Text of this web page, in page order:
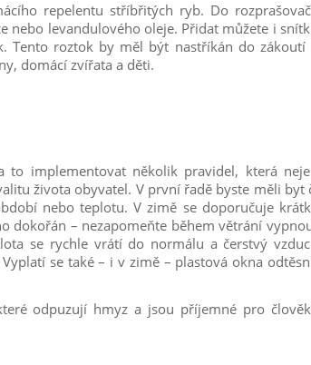
repelentu stříbřitých ryb. Do
nebo levandulového oleje. Přidat můžete i
Tento roztok by měl být nastříkán do zákoutí
domácí zvířata a děti.
implementovat několik pravidel, která
života obyvatel. V první řadě byste měli byt
nebo teplotu. V zimě se doporučuje
dokořán – nezapomeňte během větrání
se rychle vrátí do normálu a čerstvý
se také – i v zimě – plastová okna
odpuzují hmyz a jsou příjemné pro